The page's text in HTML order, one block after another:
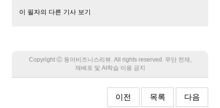
이 필자의 다른 기사 보기
Copyright Ⓒ 동아비즈니스리뷰. All rights reserved. 무단 전재,
재배포 및 AI학습 이용 금지
이전 목록 다음